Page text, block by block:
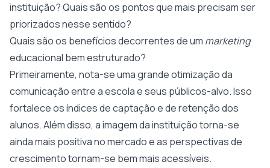
instituição? Quais são os pontos que mais precisam ser
priorizados nesse sentido?
Quais são os benefícios decorrentes de um marketing
educacional bem estruturado?
Primeiramente, nota-se uma grande otimização da
comunicação entre a escola e seus públicos-alvo. Isso
fortalece os índices de captação e de retenção dos
alunos. Além disso, a imagem da instituição torna-se
ainda mais positiva no mercado e as perspectivas de
crescimento tornam-se bem mais acessíveis.